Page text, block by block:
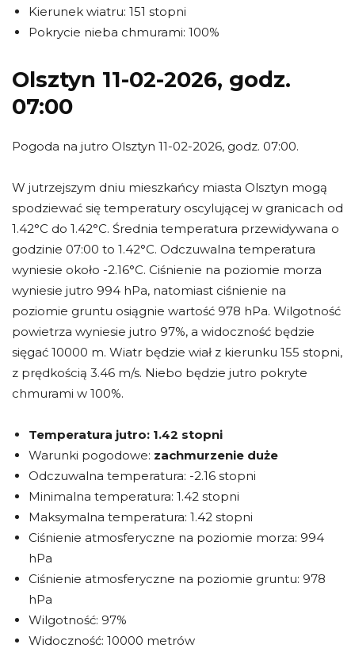
Kierunek wiatru: 151 stopni
Pokrycie nieba chmurami: 100%
Olsztyn 11-02-2026, godz.
07:00
Pogoda na jutro Olsztyn 11-02-2026, godz. 07:00.
W jutrzejszym dniu mieszkańcy miasta Olsztyn mogą
spodziewać się temperatury oscylującej w granicach od
1.42°C do 1.42°C. Średnia temperatura przewidywana o
godzinie 07:00 to 1.42°C. Odczuwalna temperatura
wyniesie około -2.16°C. Ciśnienie na poziomie morza
wyniesie jutro 994 hPa, natomiast ciśnienie na
poziomie gruntu osiągnie wartość 978 hPa. Wilgotność
powietrza wyniesie jutro 97%, a widoczność będzie
sięgać 10000 m. Wiatr będzie wiał z kierunku 155 stopni,
z prędkością 3.46 m/s. Niebo będzie jutro pokryte
chmurami w 100%.
Temperatura jutro: 1.42 stopni
Warunki pogodowe: zachmurzenie duże
Odczuwalna temperatura: -2.16 stopni
Minimalna temperatura: 1.42 stopni
Maksymalna temperatura: 1.42 stopni
Ciśnienie atmosferyczne na poziomie morza: 994
hPa
Ciśnienie atmosferyczne na poziomie gruntu: 978
hPa
Wilgotność: 97%
Widoczność: 10000 metrów